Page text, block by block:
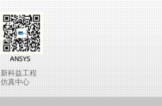
新科益工程
仿真中心